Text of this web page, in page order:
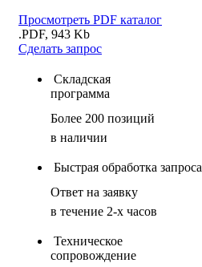
Просмотреть PDF каталог
.PDF, 943 Kb
Сделать запрос
Складская
программа
Более 200 позиций
в наличии
Быстрая обработка запроса
Ответ на заявку
в течение 2-х часов
Техническое
сопровождение